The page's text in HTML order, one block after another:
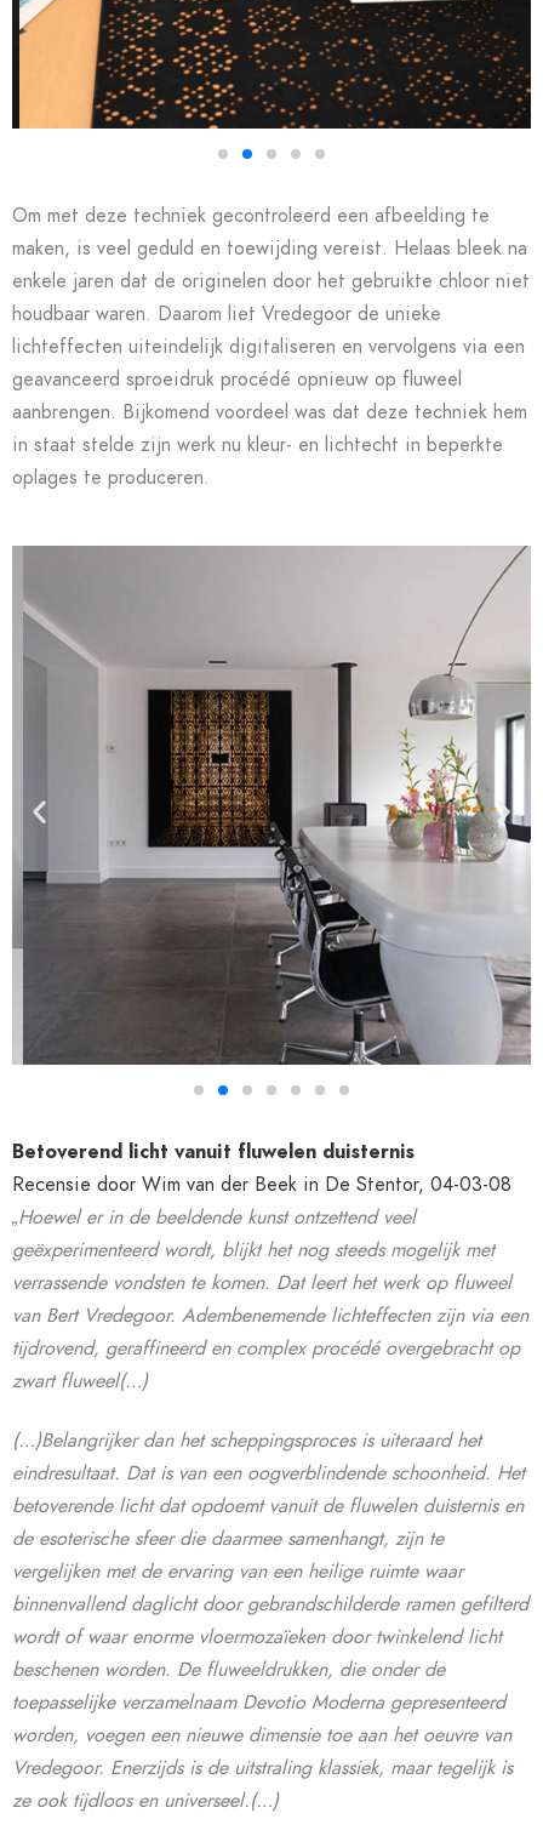
Om met deze techniek gecontroleerd een afbeelding te
maken, is veel geduld en toewijding vereist. Helaas bleek na
enkele jaren dat de originelen door het gebruikte chloor niet
houdbaar waren. Daarom liet Vredegoor de unieke
lichteffecten uiteindelijk digitaliseren en vervolgens via een
geavanceerd sproeidruk procédé opnieuw op fluweel
aanbrengen. Bijkomend voordeel was dat deze techniek hem
in staat stelde zijn werk nu kleur- en lichtecht in beperkte
oplages te produceren.
Betoverend licht vanuit fluwelen duisternis
Recensie door Wim van der Beek in De Stentor, 04-03-08
„Hoewel er in de beeldende kunst ontzettend veel
geëxperimenteerd wordt, blijkt het nog steeds mogelijk met
verrassende vondsten te komen. Dat leert het werk op fluweel
van Bert Vredegoor. Adembenemende lichteffecten zijn via een
tijdrovend, geraffineerd en complex procédé overgebracht op
zwart fluweel(…)
(…)Belangrijker dan het scheppingsproces is uiteraard het
eindresultaat. Dat is van een oogverblindende schoonheid. Het
betoverende licht dat opdoemt vanuit de fluwelen duisternis en
de esoterische sfeer die daarmee samenhangt, zijn te
vergelijken met de ervaring van een heilige ruimte waar
binnenvallend daglicht door gebrandschilderde ramen gefilterd
wordt of waar enorme vloermozaïeken door twinkelend licht
beschenen worden. De fluweeldrukken, die onder de
toepasselijke verzamelnaam Devotio Moderna gepresenteerd
worden, voegen een nieuwe dimensie toe aan het oeuvre van
Vredegoor. Enerzijds is de uitstraling klassiek, maar tegelijk is
ze ook tijdloos en universeel.(…)